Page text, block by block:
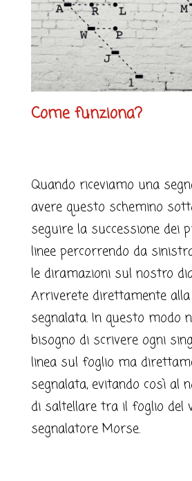
Come funziona?
Quando riceviamo una
avere questo schemino
seguire la successione dei
linee percorrendo da
le diramazioni sul nostro
Arriverete direttamente
segnalata. In questo modo
bisogno di scrivere ogni
linea sul foglio ma
segnalata, evitando così al
di saltellare tra il foglio del
segnalatore Morse.